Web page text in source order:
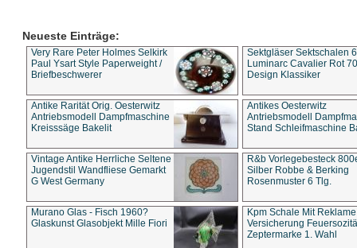
Neueste Einträge:
Very Rare Peter Holmes Selkirk
Paul Ysart Style Paperweight /
Briefbeschwerer
Sektgläser Sektschalen
Luminarc Cavalier Rot
Design Klassiker
Antike Rarität Orig. Oesterwitz
Antriebsmodell Dampfmaschine
Kreisssäge Bakelit
Antikes Oesterwitz
Antriebsmodell
Stand Schleifmaschine
Vintage Antike Herrliche Seltene
Jugendstil Wandfliese Gemarkt
G West Germany
R&b Vorlegebesteck
Silber Robbe & Berking
Rosenmuster 6 Tlg.
Murano Glas - Fisch 1960?
Glaskunst Glasobjekt Mille Fiori
Kpm Schale Mit Reklame
Versicherung
Zeptermarke 1. Wahl